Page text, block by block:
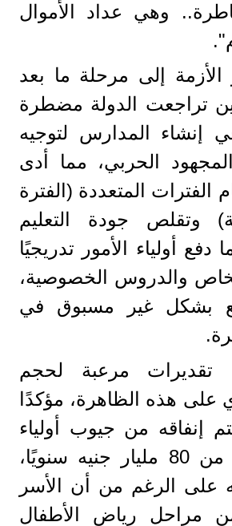
وهي عداد الأموال
إلى مرحلة ما بعد
حين تراجعت الدولة مضطرة
إنشاء المدارس لتوجيه
الحربي، مما أدى
الفترات المتعددة (الفترة
وتقلص جودة التعليم
دفع أولياء الأمور تدريجيًا
والدروس الخصوصية،
بشكل غير مسبوق في
مرعبة لحجم
على هذه الظاهرة، مؤكدًا
إنفاقه من جيوب أولياء
الأمور يقترب من 80 مليار جنيه سنويًا،
على الرغم من أن الأسر
من مراحل رياض الأطفال